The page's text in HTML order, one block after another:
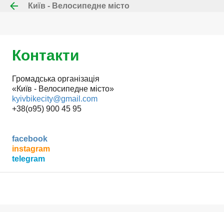
Перейти до основного вмісту
Київ - Велосипедне місто
Контакти
Громадська організація
«Київ - Велосипедне місто»
kyivbikecity@gmail.com
+38(o95) 900 45 95
facebook
instagram
telegram